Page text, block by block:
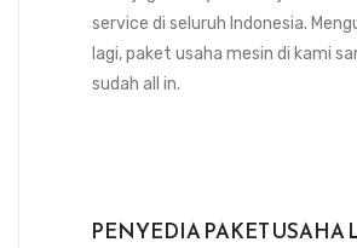
service di seluruh Indonesia.
lagi, paket usaha mesin di kami
sudah all in.
PENYEDIA PAKET USAHA